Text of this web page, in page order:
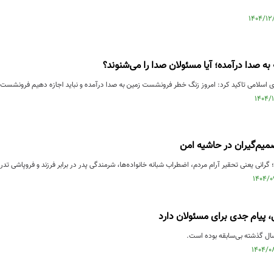
درآمده؛ آیا مسئولان صدا را می‌شنوند؟
تاکید کرد: امروز زنگ خطر فرونشست زمین به صدا درآمده و نباید اجازه دهیم
در حاشیه امن
یعنی تحقیر آرام مردم، اضطراب شبانه خانواده‌ها، شرمندگی پدر در برابر فرزند و فروپاشی
پیام‌ جدی برای مسئولان دارد